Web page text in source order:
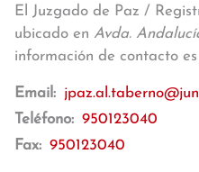
El Juzgado de Paz /
ubicado en Avda.
información de contacto
Email:
Teléfono: 950123040
Fax: 950123040